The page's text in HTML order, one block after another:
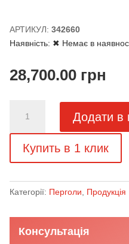
АРТИКУЛ: 342660
Наявність: ✖ Немає в
28,700.00грн
тераси
Maestro
corradi
Додати в
Купить в 1 клик
Категорії: Перголи, Продукція
Консультація